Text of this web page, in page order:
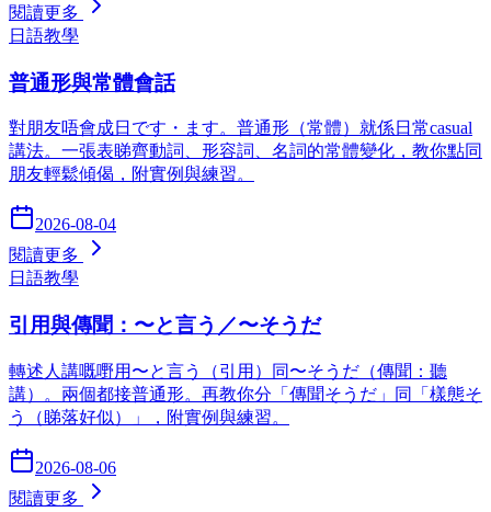
閱讀更多
日語教學
普通形與常體會話
對朋友唔會成日です・ます。普通形（常體）就係日常casual
講法。一張表睇齊動詞、形容詞、名詞的常體變化，教你點同
朋友輕鬆傾偈，附實例與練習。
2026-08-04
閱讀更多
日語教學
引用與傳聞：〜と言う／〜そうだ
轉述人講嘅嘢用〜と言う（引用）同〜そうだ（傳聞：聽
講）。兩個都接普通形。再教你分「傳聞そうだ」同「樣態そ
う（睇落好似）」，附實例與練習。
2026-08-06
閱讀更多